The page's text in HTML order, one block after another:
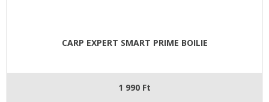
CARP EXPERT SMART PRIME BOILIE
1 990 Ft